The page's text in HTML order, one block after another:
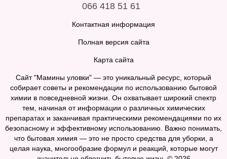
066 418 51 61
Контактная информация
Полная версия сайта
Карта сайта
Сайт "Мамины уловки" — это уникальный ресурс, который
собирает советы и рекомендации по использованию бытовой
химии в повседневной жизни. Он охватывает широкий спектр
тем, начиная от информации о различных химических
препаратах и заканчивая практическими рекомендациями по их
безопасному и эффективному использованию. Важно понимать,
что бытовая химия — это не просто средства для уборки, а
целая наука, многообразие формул и реакций, которые могут